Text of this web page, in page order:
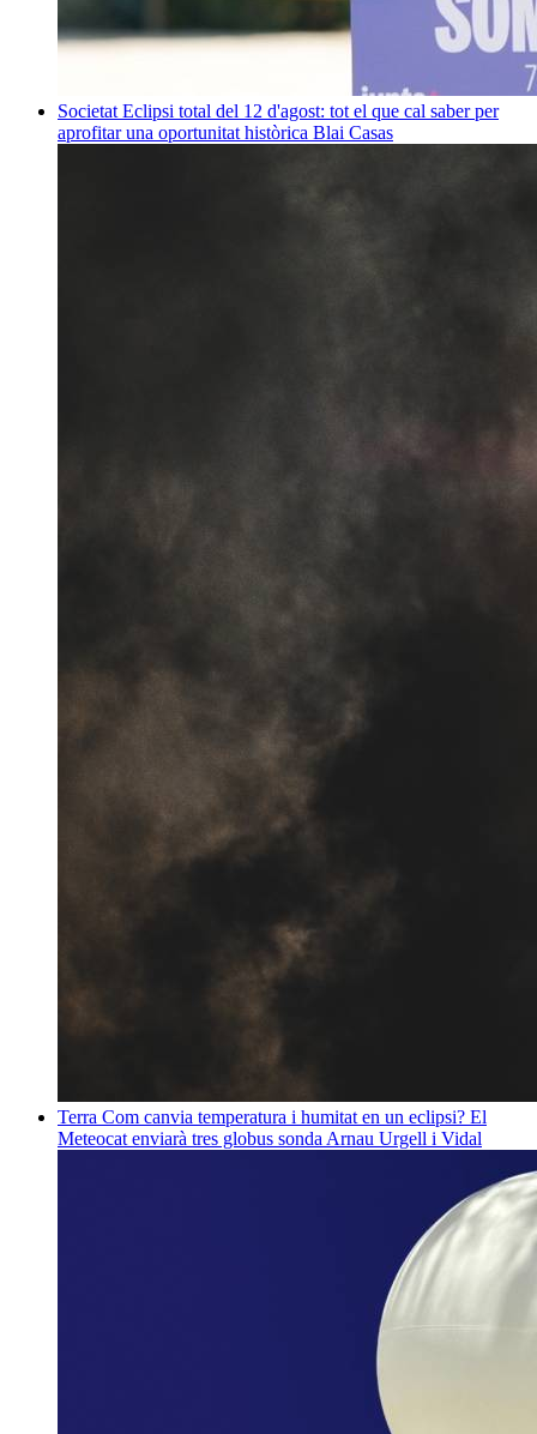
Societat Eclipsi total del 12 d'agost: tot el que cal saber per
aprofitar una oportunitat històrica Blai Casas
Terra Com canvia temperatura i humitat en un eclipsi? El
Meteocat enviarà tres globus sonda Arnau Urgell i Vidal